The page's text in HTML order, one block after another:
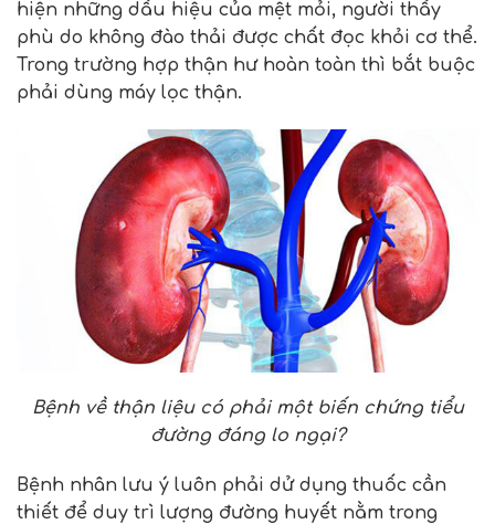
hiện những dấu hiệu của mệt mỏi, người thấy
phù do không đào thải được chất đọc khỏi cơ thể.
Trong trường hợp thận hư hoàn toàn thì bắt buộc
phải dùng máy lọc thận.
Bệnh về thận liệu có phải một biến chứng tiểu
đường đáng lo ngại?
Bệnh nhân lưu ý luôn phải dử dụng thuốc cần
thiết để duy trì lượng đường huyết nằm trong